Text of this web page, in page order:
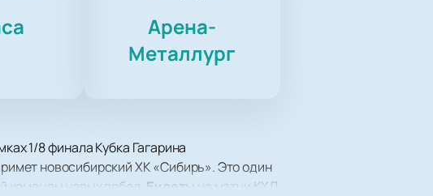
Арена-
Металлург
1/8 финала Кубка Гагарина
новосибирский ХК «Сибирь». Это один
команды новых побед. Билеты
на матчи КХЛ